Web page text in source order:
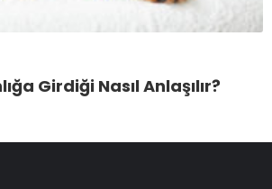
Girdiği Nasıl Anlaşılır?